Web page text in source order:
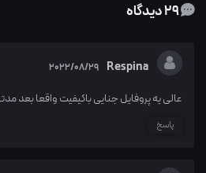
Respina
2022/08/29
عالی یه پروفایل جنایی باکیفیت واقعا بعد
پاسخ